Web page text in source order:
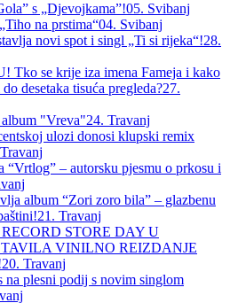
s „Djevojkama”!05. Svibanj
na prstima“04. Svibanj
novi spot i singl „Ti si rijeka“!28.
se krije iza imena Fameja i kako
desetaka tisuća pregleda?27.
album "Vreva"24. Travanj
ulozi donosi klupski remix
“Vrtlog” – autorsku pjesmu o prkosu i
album “Zori zoro bila” – glazbenu
21. Travanj
STORE DAY U
VINILNO REIZDANJE
20. Travanj
na plesni podij s novim singlom